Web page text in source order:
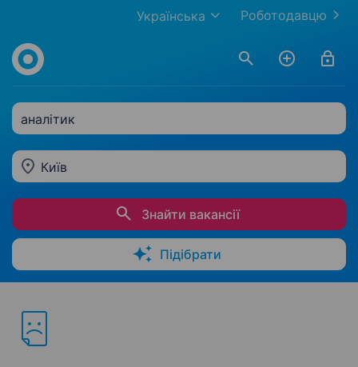
Роботодавцю
Українська
аналітик
Київ
Знайти вакансії
Підібрати